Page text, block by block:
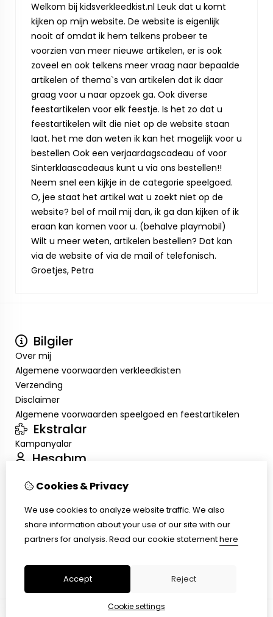
Welkom bij kidsverkleedkist.nl Leuk dat u komt
kijken op mijn website. De website is eigenlijk
nooit af omdat ik hem telkens probeer te
voorzien van meer nieuwe artikelen, er is ook
zoveel en ook telkens meer vraag naar bepaalde
artikelen of thema`s van artikelen dat ik daar
graag voor u naar opzoek ga. Ook diverse
feestartikelen voor elk feestje. Is het zo dat u
feestartikelen wilt die niet op de website staan
laat. het me dan weten ik kan het mogelijk voor u
bestellen Ook een verjaardagscadeau of voor
Sinterklaascadeaus kunt u via ons bestellen!!
Neem snel een kijkje in de categorie speelgoed.
O, jee staat het artikel wat u zoekt niet op de
website? bel of mail mij dan, ik ga dan kijken of ik
eraan kan komen voor u. (behalve playmobil)
Wilt u meer weten, artikelen bestellen? Dat kan
via de website of via de mail of telefonisch.
Groetjes, Petra
Bilgiler
Over mij
Algemene voorwaarden verkleedkisten
Verzending
Disclaimer
Algemene voorwaarden speelgoed en feestartikelen
Ekstralar
Kampanyalar
Hesabım
Sipariş Geçmişim
Müşteri Servisi
Ürün İadesi
Cookies & Privacy
We use cookies to analyze website traffic. We also
share information about your use of our site with our
partners for analysis. Read our cookie statementhere
Accept Reject
Cookie settings